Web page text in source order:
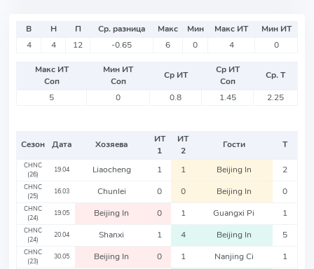
В Н П Ср. разница Макс Мин Макс ИТ
Мин ИТ
4
4 12 -0.65 6 0 4 0
Макс ИТ
Соп
Мин ИТ
Соп
Ср ИТ
Ср ИТ
Соп
Ср. Т
5
0 0.8 1.45 2.25
Сезон Дата Хозяева
ИТ
1
ИТ
2
Гости Т
CHNC
(26)
19.04 Liaocheng 1 1 Beijing In 2
CHNC
(25)
16.03 Chunlei 0 0 Beijing In 0
CHNC
(24)
19.05 Beijing In 0 1 Guangxi Pi 1
CHNC
(24)
20.04 Shanxi 1 4 Beijing In 5
CHNC
(23)
30.05 Beijing In 0 1 Nanjing Ci 1